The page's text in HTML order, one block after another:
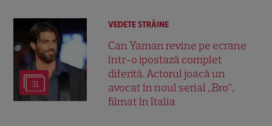
31
VEDETE STRĂINE
Can Yaman revine pe ecrane
într-o ipostază complet
diferită. Actorul joacă un
avocat în noul serial „Bro”,
filmat în Italia